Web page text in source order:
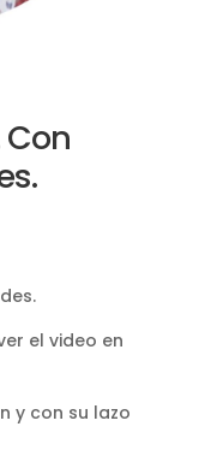
Con
ver el video en
y con su lazo